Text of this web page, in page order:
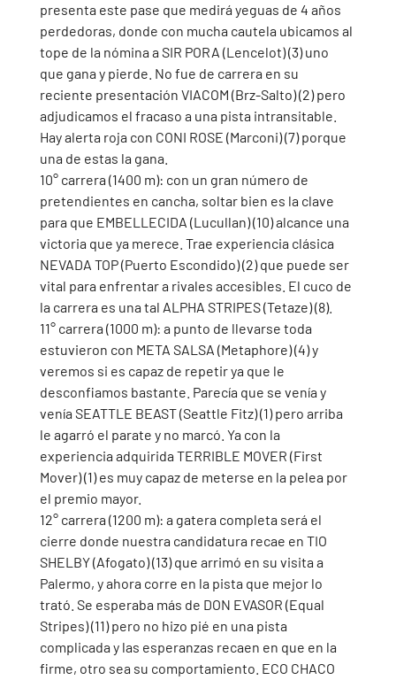
presenta este pase que medirá yeguas de 4 años
perdedoras, donde con mucha cautela ubicamos al
tope de la nómina a SIR PORA (Lencelot) (3) uno
que gana y pierde. No fue de carrera en su
reciente presentación VIACOM (Brz-Salto) (2) pero
adjudicamos el fracaso a una pista intransitable.
Hay alerta roja con CONI ROSE (Marconi) (7) porque
una de estas la gana.
10° carrera (1400 m): con un gran número de
pretendientes en cancha, soltar bien es la clave
para que EMBELLECIDA (Lucullan) (10) alcance una
victoria que ya merece. Trae experiencia clásica
NEVADA TOP (Puerto Escondido) (2) que puede ser
vital para enfrentar a rivales accesibles. El cuco de
la carrera es una tal ALPHA STRIPES (Tetaze) (8).
11° carrera (1000 m): a punto de llevarse toda
estuvieron con META SALSA (Metaphore) (4) y
veremos si es capaz de repetir ya que le
desconfiamos bastante. Parecía que se venía y
venía SEATTLE BEAST (Seattle Fitz) (1) pero arriba
le agarró el parate y no marcó. Ya con la
experiencia adquirida TERRIBLE MOVER (First
Mover) (1) es muy capaz de meterse en la pelea por
el premio mayor.
12° carrera (1200 m): a gatera completa será el
cierre donde nuestra candidatura recae en TIO
SHELBY (Afogato) (13) que arrimó en su visita a
Palermo, y ahora corre en la pista que mejor lo
trató. Se esperaba más de DON EVASOR (Equal
Stripes) (11) pero no hizo pié en una pista
complicada y las esperanzas recaen en que en la
firme, otro sea su comportamiento. ECO CHACO